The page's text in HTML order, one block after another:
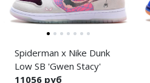
Spiderman x Nike Dunk
Low SB 'Gwen Stacy'
11056 руб